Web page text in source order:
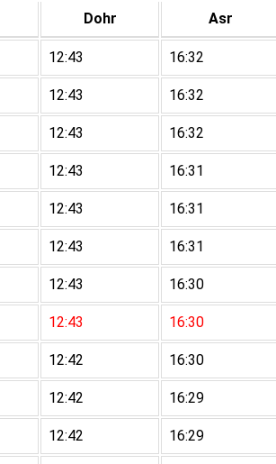
Dohr Asr
12:43 16:32
12:43 16:32
12:43 16:32
12:43 16:31
12:43 16:31
12:43 16:31
12:43 16:30
12:43 16:30
12:42 16:30
12:42 16:29
12:42 16:29